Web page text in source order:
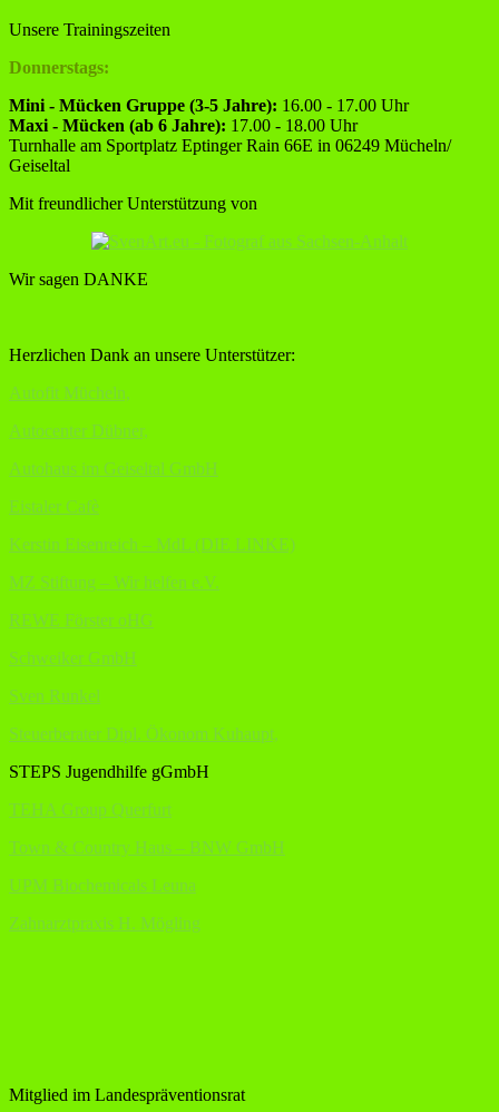
Unsere Trainingszeiten
Donnerstags:
Mini - Mücken Gruppe (3-5 Jahre): 16.00 - 17.00 Uhr
Maxi - Mücken (ab 6 Jahre): 17.00 - 18.00 Uhr
Turnhalle am Sportplatz Eptinger Rain 66E in 06249 Mücheln/
Geiseltal
Mit freundlicher Unterstützung von
Wir sagen DANKE
Herzlichen Dank an unsere Unterstützer:
Autofit Mücheln,
Autocenter Dübner,
Autohaus im Geiseltal GmbH
Eistaler Cafè
Kerstin Eisenreich – MdL (DIE LINKE)
MZ Stiftung – Wir helfen e.V.
REWE Förster oHG
Schweiker GmbH
Sven Runkel
Steuerberater Dipl. Ökonom Kuhaupt,
STEPS Jugendhilfe gGmbH
TEHA Group Querfurt
Town & Country Haus – BNW GmbH
UPM Biochemicals Leuna
Zahnarztpraxis H. Mögling
Mitglied im Landespräventionsrat